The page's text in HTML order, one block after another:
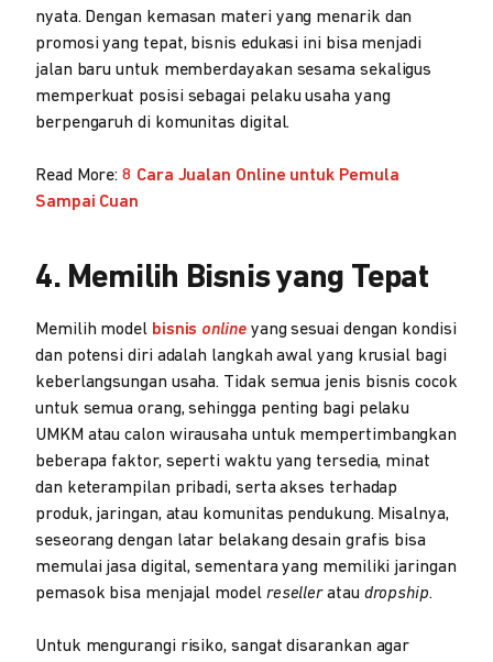
nyata. Dengan kemasan materi yang menarik dan
promosi yang tepat, bisnis edukasi ini bisa menjadi
jalan baru untuk memberdayakan sesama sekaligus
memperkuat posisi sebagai pelaku usaha yang
berpengaruh di komunitas digital.
Read More:8 Cara Jualan Online untuk Pemula
Sampai Cuan
4. Memilih Bisnis yang Tepat
Memilih model bisnis onlineyang sesuai dengan kondisi
dan potensi diri adalah langkah awal yang krusial bagi
keberlangsungan usaha. Tidak semua jenis bisnis cocok
untuk semua orang, sehingga penting bagi pelaku
UMKM atau calon wirausaha untuk mempertimbangkan
beberapa faktor, seperti waktu yang tersedia, minat
dan keterampilan pribadi, serta akses terhadap
produk, jaringan, atau komunitas pendukung. Misalnya,
seseorang dengan latar belakang desain grafis bisa
memulai jasa digital, sementara yang memiliki jaringan
pemasok bisa menjajal modelreselleratau dropship.
Untuk mengurangi risiko, sangat disarankan agar